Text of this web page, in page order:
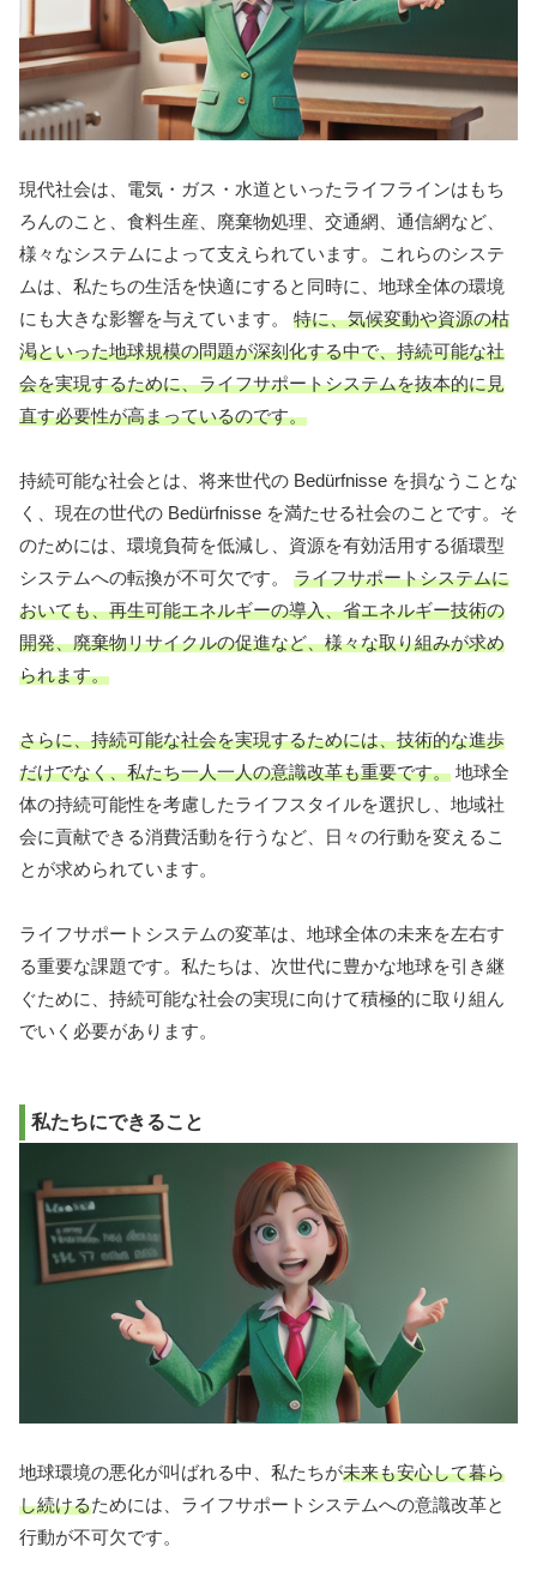
現代社会は、電気・ガス・水道といったライフラインはもち
ろんのこと、食料生産、廃棄物処理、交通網、通信網など、
様々なシステムによって支えられています。これらのシステ
ムは、私たちの生活を快適にすると同時に、地球全体の環境
にも大きな影響を与えています。 特に、気候変動や資源の枯
渇といった地球規模の問題が深刻化する中で、持続可能な社
会を実現するために、ライフサポートシステムを抜本的に見
直す必要性が高まっているのです。
持続可能な社会とは、将来世代の Bedürfnisse を損なうことな
く、現在の世代の Bedürfnisse を満たせる社会のことです。そ
のためには、環境負荷を低減し、資源を有効活用する循環型
システムへの転換が不可欠です。 ライフサポートシステムに
おいても、再生可能エネルギーの導入、省エネルギー技術の
開発、廃棄物リサイクルの促進など、様々な取り組みが求め
られます。
さらに、持続可能な社会を実現するためには、技術的な進歩
だけでなく、私たち一人一人の意識改革も重要です。 地球全
体の持続可能性を考慮したライフスタイルを選択し、地域社
会に貢献できる消費活動を行うなど、日々の行動を変えるこ
とが求められています。
ライフサポートシステムの変革は、地球全体の未来を左右す
る重要な課題です。私たちは、次世代に豊かな地球を引き継
ぐために、持続可能な社会の実現に向けて積極的に取り組ん
でいく必要があります。
私たちにできること
地球環境の悪化が叫ばれる中、私たちが未来も安心して暮ら
し続けるためには、ライフサポートシステムへの意識改革と
行動が不可欠です。